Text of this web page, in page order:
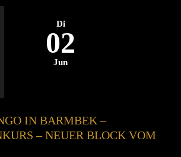
Di
02
Jun
IN BARMBEK –
– NEUER BLOCK VOM